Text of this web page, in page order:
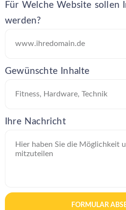
Für Welche Website sollen
werden?
Gewünschte Inhalte
Ihre Nachricht
FORMULAR